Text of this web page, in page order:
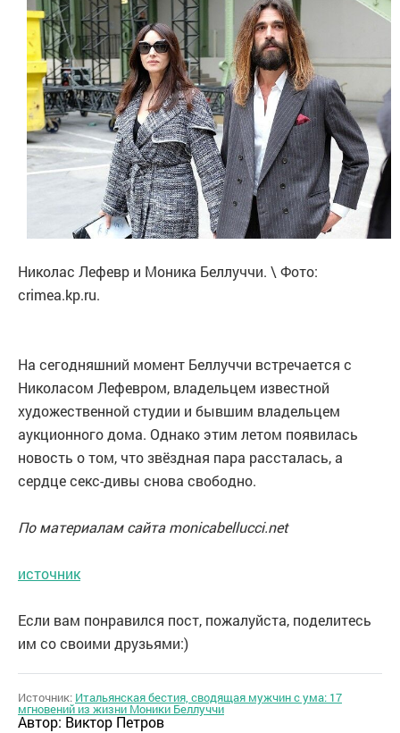
Николас Лефевр и Моника Беллуччи. \ Фото:
crimea.kp.ru.
На сегодняшний момент Беллуччи встречается с
Николасом Лефевром, владельцем известной
художественной студии и бывшим владельцем
аукционного дома. Однако этим летом появилась
новость о том, что звёздная пара рассталась, а
сердце секс-дивы снова свободно.
По материалам сайта monicabellucci.net
источник
Если вам понравился пост, пожалуйста, поделитесь
им со своими друзьями:)
Источник: Итальянская бестия, сводящая мужчин с ума: 17
мгновений из жизни Моники Беллуччи
Автор: Виктор Петров